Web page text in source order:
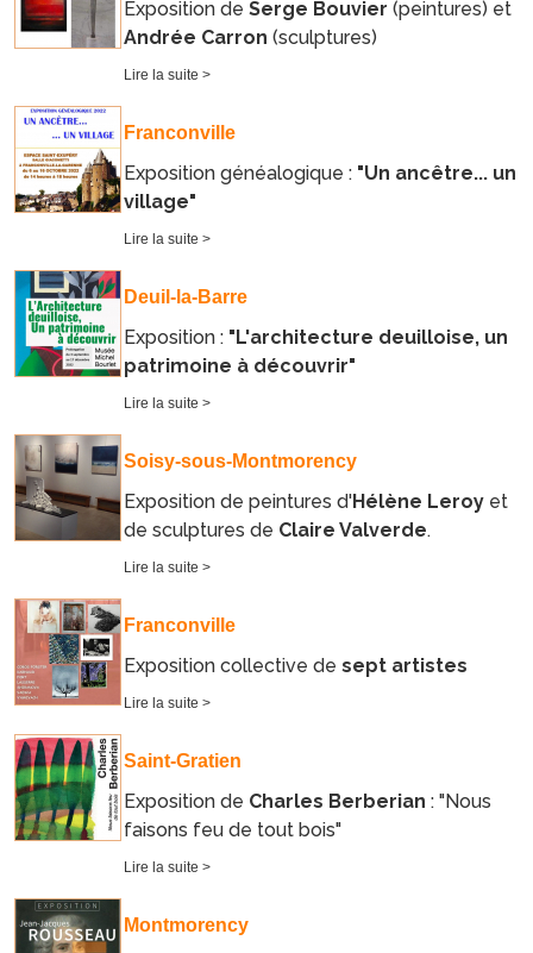
Exposition de Serge Bouvier (peintures) et
Andrée Carron (sculptures)
Lire la suite >
Franconville
Exposition généalogique : "Un ancêtre... un
village"
Lire la suite >
Deuil-la-Barre
Exposition : "L'architecture deuilloise, un
patrimoine à découvrir"
Lire la suite >
Soisy-sous-Montmorency
Exposition de peintures d'Hélène Leroy et
de sculptures de Claire Valverde.
Lire la suite >
Franconville
Exposition collective de sept artistes
Lire la suite >
Saint-Gratien
Exposition de Charles Berberian : "Nous
faisons feu de tout bois"
Lire la suite >
Montmorency